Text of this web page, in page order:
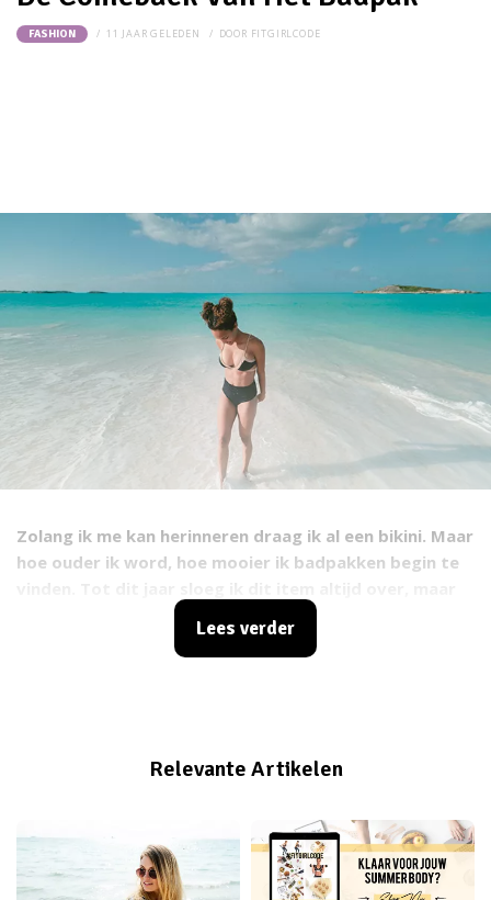
FASHION 11 JAAR GELEDEN DOOR FITGIRLCODE
Zolang ik me kan herinneren draag ik al een bikini. Maar
hoe ouder ik word, hoe mooier ik badpakken begin te
waarom eigenlijk? Is het om dat het me doet denken
aan atleten en oma's of omdat ik er vreemde
Lees verder
Relevante Artikelen